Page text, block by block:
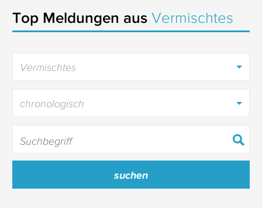
Top Meldungen aus Vermischtes
Vermischtes
chronologisch